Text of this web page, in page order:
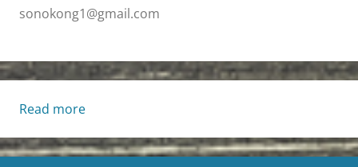
sonokong1@gmail.com
Read more:
명